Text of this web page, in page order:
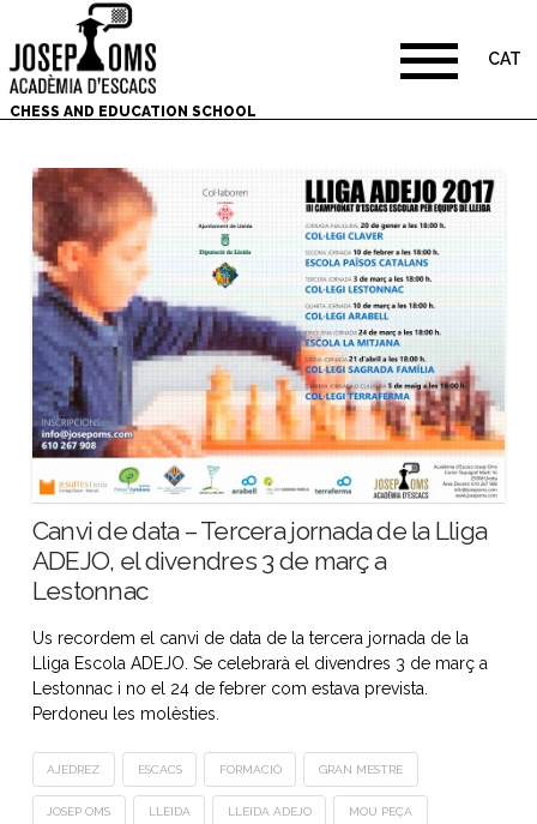
CHESS AND EDUCATION SCHOOL
CAT
Canvi de data – Tercera jornada de la Lliga
ADEJO, el divendres 3 de març a
Lestonnac
Us recordem el canvi de data de la tercera jornada de la
Lliga Escola ADEJO. Se celebrarà el divendres 3 de març a
Lestonnac i no el 24 de febrer com estava prevista.
Perdoneu les molèsties.
AJEDREZ ESCACS FORMACIÓ GRAN MESTRE
JOSEP OMS LLEIDA LLEIDA ADEJO MOU PEÇA